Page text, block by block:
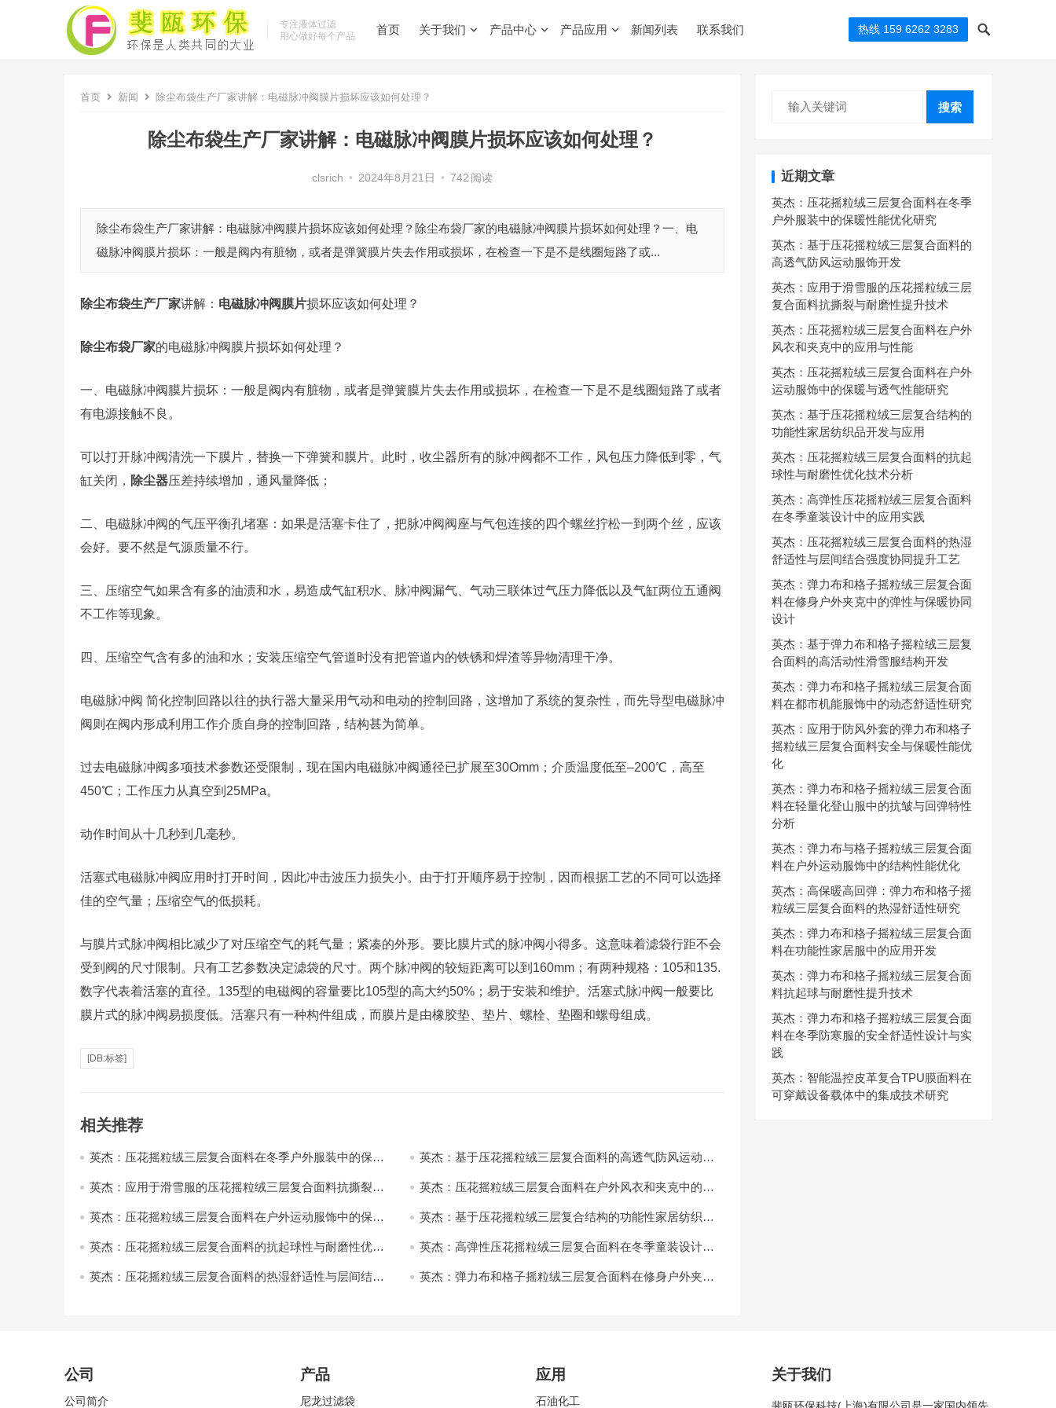
专注液体过滤
用心做好每个产品
首页 关于我们 产品中心 产品应用 新闻列表 联系我们 热线 159 6262 3283
首页 新闻 除尘布袋生产厂家讲解：电磁脉冲阀膜片损坏应该如何处理？
除尘布袋生产厂家讲解：电磁脉冲阀膜片损坏应该如何处理？
clsrich • 2024年8月21日 • 742 阅读
除尘布袋生产厂家讲解：电磁脉冲阀膜片损坏应该如何处理？除尘布袋厂家的电磁脉冲阀膜片损坏如何处理？一、电
磁脉冲阀膜片损坏：一般是阀内有脏物，或者是弹簧膜片失去作用或损坏，在检查一下是不是线圈短路了或...
除尘布袋生产厂家讲解： 电磁脉冲阀膜片损坏应该如何处理？
除尘布袋厂家的电磁脉冲阀膜片损坏如何处理？
一、电磁脉冲阀膜片损坏：一般是阀内有脏物，或者是弹簧膜片失去作用或损坏，在检查一下是不是线圈短路了或者
有电源接触不良。
可以打开脉冲阀清洗一下膜片，替换一下弹簧和膜片。此时，收尘器所有的脉冲阀都不工作，风包压力降低到零，气
缸关闭， 除尘器压差持续增加，通风量降低；
二、电磁脉冲阀的气压平衡孔堵塞：如果是活塞卡住了，把脉冲阀阀座与气包连接的四个螺丝拧松一到两个丝，应该
会好。要不然是气源质量不行。
三、压缩空气如果含有多的油渍和水，易造成气缸积水、脉冲阀漏气、气动三联体过气压力降低以及气缸两位五通阀
不工作等现象。
四、压缩空气含有多的油和水；安装压缩空气管道时没有把管道内的铁锈和焊渣等异物清理干净。
电磁脉冲阀 简化控制回路以往的执行器大量采用气动和电动的控制回路，这增加了系统的复杂性，而先导型电磁脉冲
阀则在阀内形成利用工作介质自身的控制回路，结构甚为简单。
过去电磁脉冲阀多项技术参数还受限制，现在国内电磁脉冲阀通径已扩展至30Omm；介质温度低至–200℃，高至
450℃；工作压力从真空到25MPa。
动作时间从十几秒到几毫秒。
活塞式电磁脉冲阀应用时打开时间，因此冲击波压力损失小。由于打开顺序易于控制，因而根据工艺的不同可以选择
佳的空气量；压缩空气的低损耗。
与膜片式脉冲阀相比减少了对压缩空气的耗气量；紧凑的外形。要比膜片式的脉冲阀小得多。这意味着滤袋行距不会
受到阀的尺寸限制。只有工艺参数决定滤袋的尺寸。两个脉冲阀的较短距离可以到160mm；有两种规格：105和135.
数字代表着活塞的直径。135型的电磁阀的容量要比105型的高大约50%；易于安装和维护。活塞式脉冲阀一般要比
膜片式的脉冲阀易损度低。活塞只有一种构件组成，而膜片是由橡胶垫、垫片、螺栓、垫圈和螺母组成。
[DB:标签]
相关推荐
英杰：压花摇粒绒三层复合面料在冬季户外服装中的保暖
英杰：基于压花摇粒绒三层复合面料的高透气防风运动服
英杰：应用于滑雪服的压花摇粒绒三层复合面料抗撕裂与
英杰：压花摇粒绒三层复合面料在户外风衣和夹克中的应
英杰：压花摇粒绒三层复合面料在户外运动服饰中的保暖
英杰：基于压花摇粒绒三层复合结构的功能性家居纺织品
英杰：压花摇粒绒三层复合面料的抗起球性与耐磨性优化
英杰：高弹性压花摇粒绒三层复合面料在冬季童装设计中
英杰：压花摇粒绒三层复合面料的热湿舒适性与层间结合
英杰：弹力布和格子摇粒绒三层复合面料在修身户外夹克
搜索
近期文章
英杰：压花摇粒绒三层复合面料在冬季
户外服装中的保暖性能优化研究
英杰：基于压花摇粒绒三层复合面料的
高透气防风运动服饰开发
英杰：应用于滑雪服的压花摇粒绒三层
复合面料抗撕裂与耐磨性提升技术
英杰：压花摇粒绒三层复合面料在户外
风衣和夹克中的应用与性能
英杰：压花摇粒绒三层复合面料在户外
运动服饰中的保暖与透气性能研究
英杰：基于压花摇粒绒三层复合结构的
功能性家居纺织品开发与应用
英杰：压花摇粒绒三层复合面料的抗起
球性与耐磨性优化技术分析
英杰：高弹性压花摇粒绒三层复合面料
在冬季童装设计中的应用实践
英杰：压花摇粒绒三层复合面料的热湿
舒适性与层间结合强度协同提升工艺
英杰：弹力布和格子摇粒绒三层复合面
料在修身户外夹克中的弹性与保暖协同
设计
英杰：基于弹力布和格子摇粒绒三层复
合面料的高活动性滑雪服结构开发
英杰：弹力布和格子摇粒绒三层复合面
料在都市机能服饰中的动态舒适性研究
英杰：应用于防风外套的弹力布和格子
摇粒绒三层复合面料安全与保暖性能优
化
英杰：弹力布和格子摇粒绒三层复合面
料在轻量化登山服中的抗皱与回弹特性
分析
英杰：弹力布与格子摇粒绒三层复合面
料在户外运动服饰中的结构性能优化
英杰：高保暖高回弹：弹力布和格子摇
粒绒三层复合面料的热湿舒适性研究
英杰：弹力布和格子摇粒绒三层复合面
料在功能性家居服中的应用开发
英杰：弹力布和格子摇粒绒三层复合面
料抗起球与耐磨性提升技术
英杰：弹力布和格子摇粒绒三层复合面
料在冬季防寒服的安全舒适性设计与实
践
英杰：智能温控皮革复合TPU膜面料在
可穿戴设备载体中的集成技术研究
公司
公司简介
产品
尼龙过滤袋
应用
石油化工
关于我们